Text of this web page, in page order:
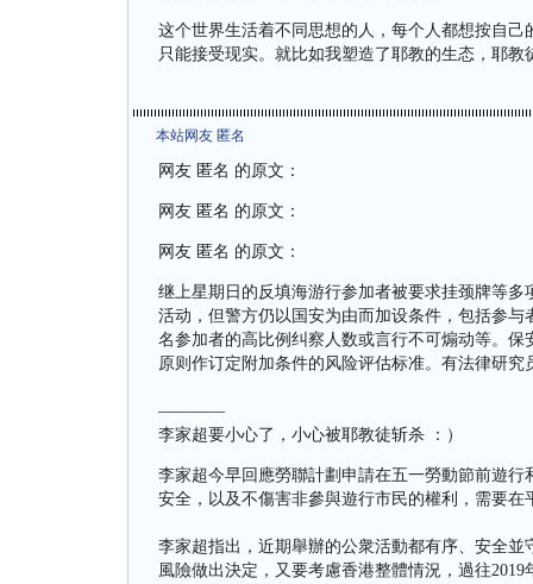
这个世界生活着不同思想的人，每个人都想按自
只能接受现实。就比如我塑造了耶教的生态，耶教
本站网友 匿名
网友 匿名 的原文：
网友 匿名 的原文：
网友 匿名 的原文：
继上星期日的反填海游行参加者被要求挂颈牌等
活动，但警方仍以国安为由而加设条件，包括参
名参加者的高比例纠察人数或言行不可煽动等。
原则作订定附加条件的风险评估标准。有法律研
————
李家超要小心了，小心被耶教徒斩杀 ：）
李家超今早回應勞聯計劃申請在五一勞動節前遊
安全，以及不傷害非參與遊行市民的權利，需要在
李家超指出，近期舉辦的公衆活動都有序、安全
風險做出決定，又要考慮香港整體情況，過往